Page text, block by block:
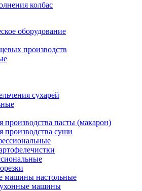
колбас
оборудование
производств
сухарей
производства пасты (макарон)
производства суши
машины настольные
машины